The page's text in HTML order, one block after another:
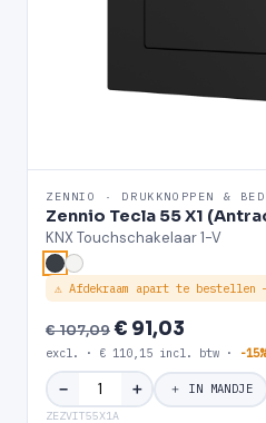
ZENNIO · DRUKKNOPPEN &
Zennio Tecla 55 X1
KNX Touchschakelaar 1-V
⚠ Afdekraam apart te
€ 107,09€ 91,03
excl. · € 110,15 incl. btw · -15%
− ＋ ＋ IN MANDJE
ZEZVIT55X1A